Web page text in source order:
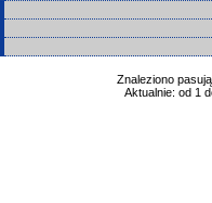
Znaleziono
Aktualnie: od 1